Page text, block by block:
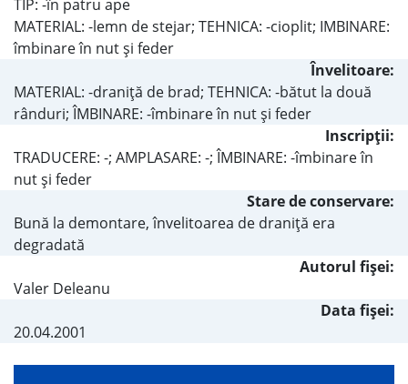
TIP: -în patru ape
MATERIAL: -lemn de stejar; TEHNICA: -cioplit; IMBINARE:
îmbinare în nut şi feder
Învelitoare:
MATERIAL: -draniţă de brad; TEHNICA: -bătut la două
rânduri; ÎMBINARE: -îmbinare în nut şi feder
Inscripţii:
TRADUCERE: -; AMPLASARE: -; ÎMBINARE: -îmbinare în
nut şi feder
Stare de conservare:
Bună la demontare, învelitoarea de draniţă era
degradată
Autorul fişei:
Valer Deleanu
Data fișei:
20.04.2001